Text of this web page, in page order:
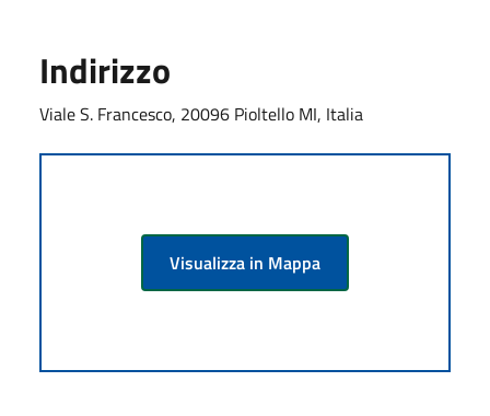
Indirizzo
Viale S. Francesco, 20096 Pioltello MI, Italia
Visualizza in Mappa